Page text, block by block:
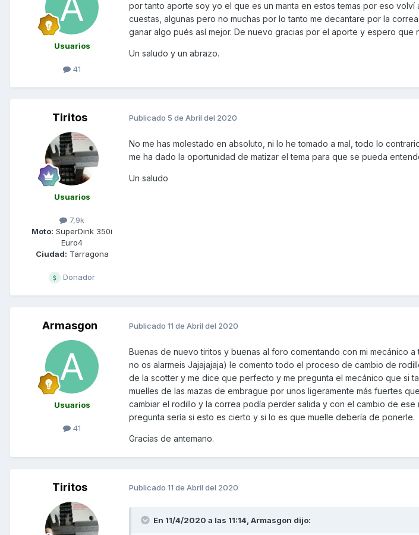
Usuarios
41
por tanto aporte soy yo el que es un manta en estos temas por eso volví
cuestas, algunas pero no muchas por lo tanto me decantare por la
ganar algo pués así mejor. De nuevo gracias por el aporte y espero que
Un saludo y un abrazo.
Tiritos
Usuarios
7,9k
Moto: SuperDink 350i
Euro4
Ciudad: Tarragona
Donador
Publicado 5 de Abril del 2020
No me has molestado en absoluto, ni lo he tomado a mal, todo lo
me ha dado la oportunidad de matizar el tema para que se pueda
Un saludo
Armasgon
Usuarios
41
Publicado 11 de Abril del 2020
Buenas de nuevo tiritos y buenas al foro comentando con mi mecánico
no os alarmeis Jajajajaja) le comento todo el proceso de cambio de
de la scotter y me dice que perfecto y me pregunta el mecánico que si
muelles de las mazas de embrague por unos ligeramente más fuertes
cambiar el rodillo y la correa podía perder salida y con el cambio de ese
pregunta sería si esto es cierto y si lo es que muelle debería de ponerle.
Gracias de antemano.
Tiritos Publicado 11 de Abril del 2020
En 11/4/2020 a las 11:14, Armasgon dijo: